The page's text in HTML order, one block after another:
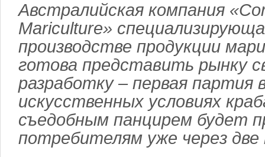
Австралийская компания
Mariculture»
производстве продукции
готова представить рынку
разработку – первая партия
искусственных условиях
съедобным панцирем будет
потребителям уже через две